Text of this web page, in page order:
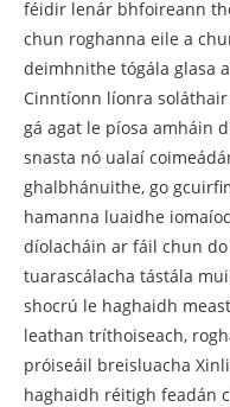
féidir lenár bhfoireann
chun roghanna eile a
deimhnithe tógála glasa
Cinntíonn líonra
gá agat le píosa amháin
snasta nó ualaí
ghalbhánuithe, go
hamanna luaidhe
díolacháin ar fáil chun
tuarascálacha tástála
shocrú le haghaidh
leathan tríthoiseach,
próiseáil breisluacha
haghaidh réitigh feadán